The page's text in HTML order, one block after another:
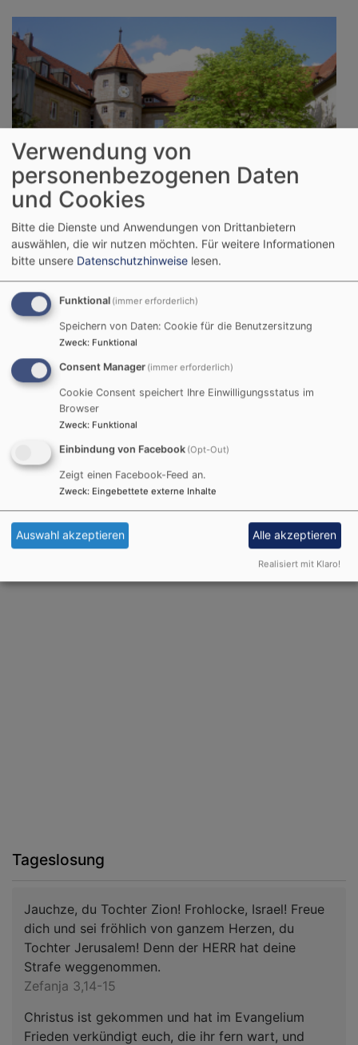
So, 6.9. 15:30-16:45 Uhr
Schloss- und Kirchenführung auf dem Schwanberg
Sr. Dorothea Krauß CCR
Rödelsee Treffpunkt am Brunnen vor der St. Michaelskirche
Alle Veranstaltungen
Facebook Widget
Inhalte von Facebook anzeigen?
Ja (einmalig)
Datenschutzeinstellungen verwalten
Tageslosung
Jauchze, du Tochter Zion! Frohlocke, Israel! Freue
dich und sei fröhlich von ganzem Herzen, du
Tochter Jerusalem! Denn der HERR hat deine
Strafe weggenommen.
Zefanja 3,14-15
Christus ist gekommen und hat im Evangelium
Frieden verkündigt euch, die ihr fern wart, und
Verwendung von
personenbezogenen Daten
und Cookies
Bitte die Dienste und Anwendungen von Drittanbietern
auswählen, die wir nutzen möchten. Für weitere Informationen
bitte unsere Datenschutzhinweise lesen.
Funktional (immer erforderlich)
Speichern von Daten: Cookie für die Benutzersitzung
Zweck: Funktional
Consent Manager (immer erforderlich)
Cookie Consent speichert Ihre Einwilligungsstatus im
Browser
Zweck: Funktional
Einbindung von Facebook (Opt-Out)
Zeigt einen Facebook-Feed an.
Zweck: Eingebettete externe Inhalte
Auswahl akzeptieren Alle akzeptieren
Realisiert mit Klaro!